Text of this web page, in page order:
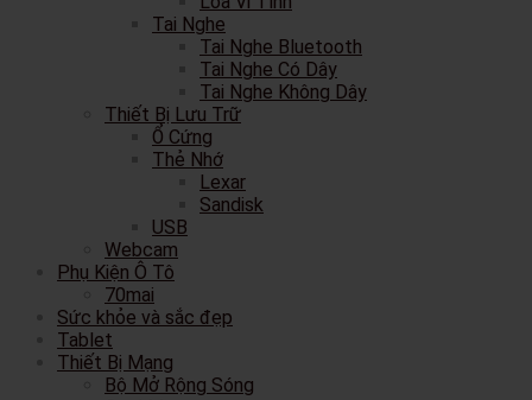
Tai Nghe
Tai Nghe Bluetooth
Tai Nghe Có Dây
Tai Nghe Không Dây
Thiết Bị Lưu Trữ
Ổ Cứng
Thẻ Nhớ
Lexar
Sandisk
USB
Webcam
Phụ Kiện Ô Tô
70mai
Sức khỏe và sắc đẹp
Tablet
Thiết Bị Mạng
Bộ Mở Rộng Sóng